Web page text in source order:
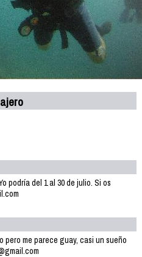
podría del 1 al 30 de julio. Si os
me parece guay, casi un sueño